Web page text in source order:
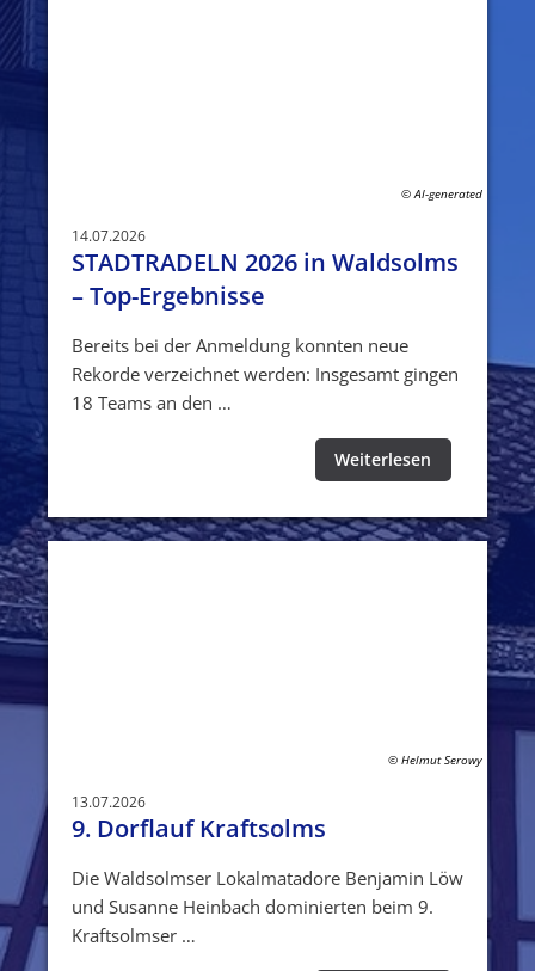
© AI-generated
14.07.2026
STADTRADELN 2026 in Waldsolms
– Top-Ergebnisse
Bereits bei der Anmeldung konnten neue
Rekorde verzeichnet werden: Insgesamt gingen
18 Teams an den …
Weiterlesen
© Helmut Serowy
13.07.2026
9. Dorflauf Kraftsolms
Die Waldsolmser Lokalmatadore Benjamin Löw
und Susanne Heinbach dominierten beim 9.
Kraftsolmser …